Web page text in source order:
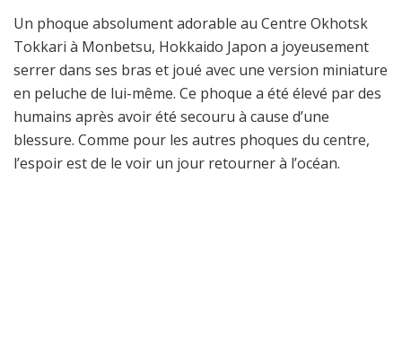
Un phoque absolument adorable au Centre Okhotsk
Tokkari à Monbetsu, Hokkaido Japon a joyeusement
serrer dans ses bras et joué avec une version miniature
en peluche de lui-même. Ce phoque a été élevé par des
humains après avoir été secouru à cause d’une
blessure. Comme pour les autres phoques du centre,
l’espoir est de le voir un jour retourner à l’océan.